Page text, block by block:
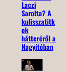
Laczi
Sarolta? A
kulisszatitk
ok
hátteréről a
Nagyítóban